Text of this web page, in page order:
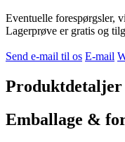
Eventuelle forespørgsler,
Lagerprøve er gratis og
Send e-mail til os E-mail
Produktdetaljer
Emballage &